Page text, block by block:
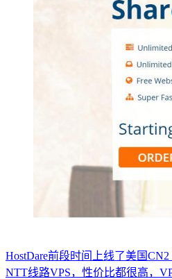
HostDare前段时间上线了美国
NTT线路VPS，性价比都很高，